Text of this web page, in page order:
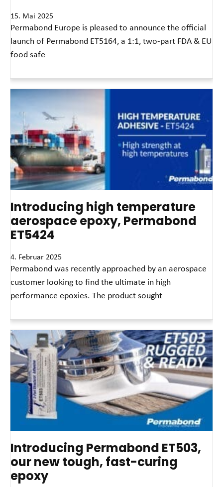
15. Mai 2025
Permabond Europe is pleased to announce the official
launch of Permabond ET5164, a 1:1, two-part FDA & EU
food safe
Introducing high temperature
aerospace epoxy, Permabond
ET5424
4. Februar 2025
Permabond was recently approached by an aerospace
customer looking to find the ultimate in high
performance epoxies. The product sought
Introducing Permabond ET503,
our new tough, fast-curing
epoxy